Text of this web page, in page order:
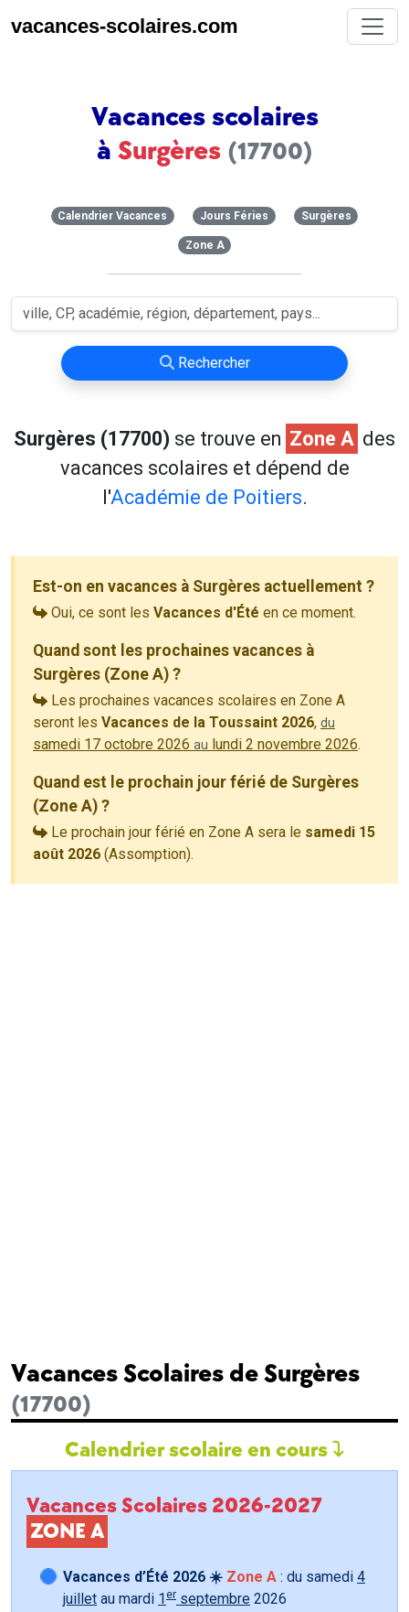
vacances-scolaires.com
Vacances scolaires
à Surgères (17700)
Calendrier Vacances Jours Féries Surgères
Zone A
Rechercher
Surgères (17700) se trouve en Zone A des
vacances scolaires et dépend de
l'Académie de Poitiers.
Est-on en vacances à Surgères actuellement ?
Oui, ce sont les Vacances d'Été en ce moment.
Quand sont les prochaines vacances à
Surgères (Zone A) ?
Les prochaines vacances scolaires en Zone A
seront les Vacances de la Toussaint 2026, du
samedi 17 octobre 2026 au lundi 2 novembre 2026.
Quand est le prochain jour férié de Surgères
(Zone A) ?
Le prochain jour férié en Zone A sera le samedi 15
août 2026 (Assomption).
Vacances Scolaires de Surgères
(17700)
Calendrier scolaire en cours
Vacances Scolaires 2026-2027
ZONE A
Vacances d’Été 2026 ☀️ Zone A : du samedi 4
juillet au mardi 1 er septembre 2026